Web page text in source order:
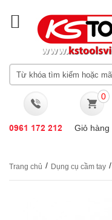
0961 172 212
0
Giỏ hàng
Trang chủ / Dụng cụ cầm tay /